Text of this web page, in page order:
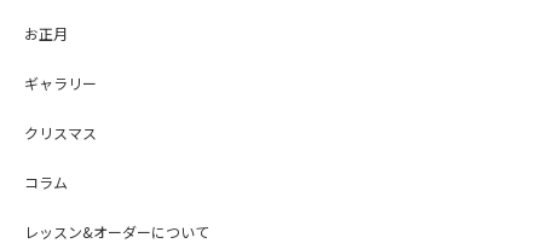
お正月
ギャラリー
クリスマス
コラム
レッスン&オーダーについて